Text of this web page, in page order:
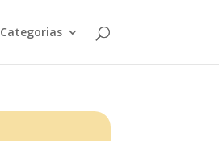
Categorias